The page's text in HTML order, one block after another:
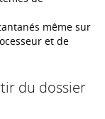
même sur
et de
du dossier